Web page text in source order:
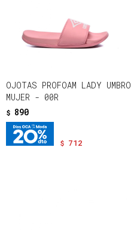
OJOTAS PROFOAM LADY UMBRO
MUJER - 00R
$ 890
$ 712